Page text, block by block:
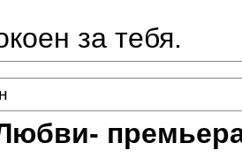
за тебя.